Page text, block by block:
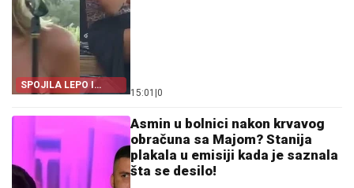
SPOJILA LEPO I
KORISNO
15:01 0
Asmin u bolnici nakon krvavog
obračuna sa Majom? Stanija
plakala u emisiji kada je saznala
šta se desilo!